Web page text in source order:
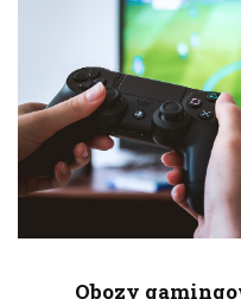
Obozy